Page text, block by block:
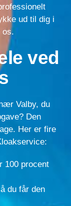
ud til dig i
os.
ved
Valby, du
Den
Her er fire
100 procent
du får den